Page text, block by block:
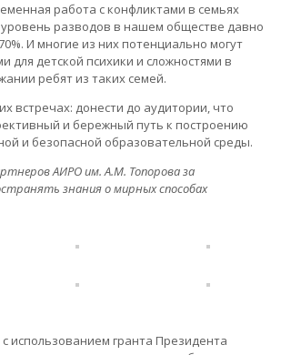
работа с конфликтами в семьях
разводов в нашем обществе давно
И многие из них потенциально могут
для детской психики и сложностями в
ребят из таких семей.
встречах: донести до аудитории, что
и бережный путь к построению
и безопасной образовательной среды.
АИРО им. А.М. Топорова за
знания о мирных способах
использованием гранта Президента